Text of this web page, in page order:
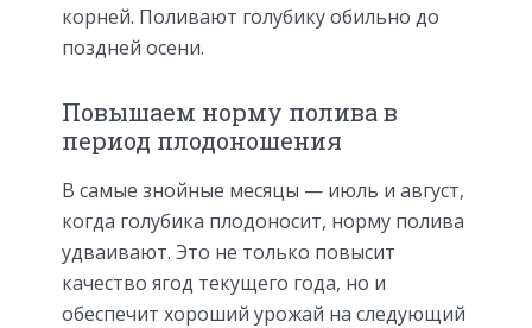
корней. Поливают голубику обильно до
поздней осени.
Повышаем норму полива в
период плодоношения
В самые знойные месяцы — июль и август,
когда голубика плодоносит, норму полива
удваивают. Это не только повысит
качество ягод текущего года, но и
обеспечит хороший урожай на следующий